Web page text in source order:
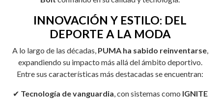
INNOVACIÓN Y ESTILO: DEL
DEPORTE A LA MODA
A lo largo de las décadas, PUMA ha sabido reinventarse,
expandiendo su impacto más allá del ámbito deportivo.
Entre sus características más destacadas se encuentran:
✔ Tecnología de vanguardia, con sistemas como IGNITE